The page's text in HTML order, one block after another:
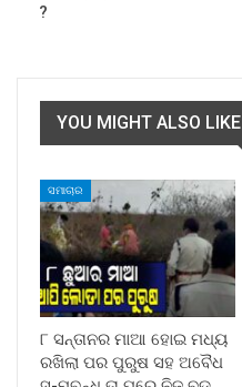
?
YOU MIGHT ALSO LIKE
ସମାଚାର
୮ ସନ୍ତାନର ମାଆ ହୋଇ ମଧ୍ୟ
ରଖିଲା ପର ପୁରୁଷ ସହ ଅବୈଧ